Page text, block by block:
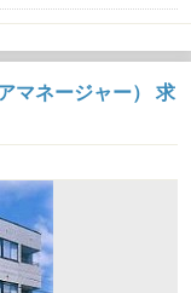
マネージャー） 求